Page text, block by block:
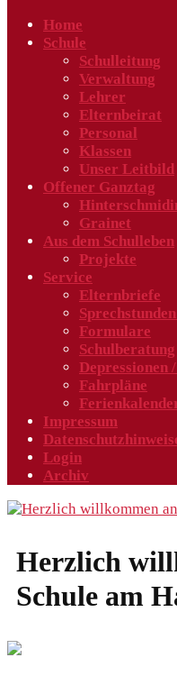
Home
Schule
Schulleitung
Verwaltung
Lehrer
Elternbeirat
Personal
Klassen
Unser Leitbild
Offener Ganztag
Grainet
Aus dem Schulleben
Projekte
Service
Elternbriefe
Formulare
Schulberatung
Depressionen
Fahrpläne
Impressum
Login
Archiv
Herzlich
Schule am